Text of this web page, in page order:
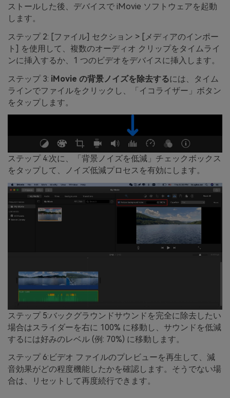
ストールした後、デバイスで iMovie ソフトウェアを起動
します。
ステップ 2: [ファイル] セクション > [メディアのインポー
ト] を使用して、複数のオーディオ クリップをタイムライ
ンに挿入するか、1 つのビデオをデバイスに挿入します。
ステップ 3: iMovie の背景ノイズを除去するには、タイム
ラインでファイルをクリックし、「イコライザー」ボタン
をタップします。
ステップ 4:次に、「背景ノイズを低減」チェックボックス
をタップして、ノイズ低減プロセスを有効にします。
ステップ 5:バックグラウンドサウンドを完全に除去したい
場合はスライダーを右に 100% に移動し、サウンドを低減
するには好みのレベル (例: 70%) に移動します。
ステップ 6:ビデオ ファイルのプレビューを再生して、減
音効果がどの程度機能したかを確認します。そうでない場
合は、リセットして再度続行できます。